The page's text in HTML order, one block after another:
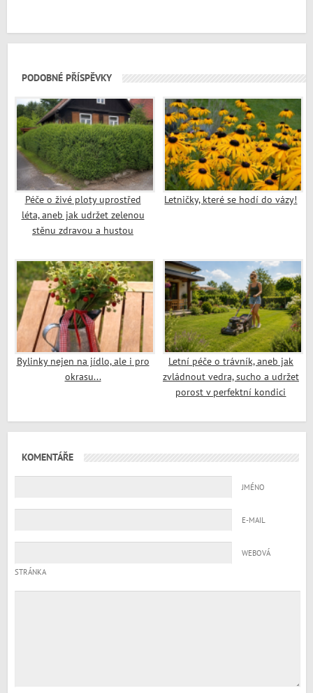
PODOBNÉ PŘÍSPĚVKY
Péče o živé ploty uprostřed
léta, aneb jak udržet zelenou
stěnu zdravou a hustou
Letničky, které se hodí do vázy!
Bylinky nejen na jídlo, ale i pro
okrasu...
Letní péče o trávník, aneb jak
zvládnout vedra, sucho a udržet
porost v perfektní kondici
KOMENTÁŘE
JMÉNO
E-MAIL
WEBOVÁ
STRÁNKA